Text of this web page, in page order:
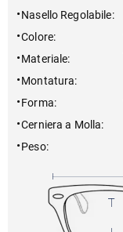
Nasello Regolabile:
Colore:
Materiale:
Montatura:
Forma:
Cerniera a Molla:
Peso: